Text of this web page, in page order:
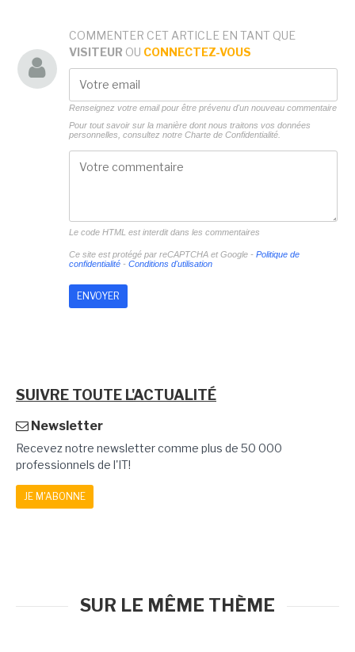
COMMENTER CET ARTICLE EN TANT QUE
VISITEUR OU CONNECTEZ-VOUS
Renseignez votre email pour être prévenu d'un nouveau commentaire
Pour tout savoir sur la manière dont nous traitons vos données
personnelles, consultez notre Charte de Confidentialité.
Le code HTML est interdit dans les commentaires
Ce site est protégé par reCAPTCHA et Google - Politique de
confidentialité- Conditions d'utilisation
SUIVRE TOUTE L'ACTUALITÉ
Newsletter
Recevez notre newsletter comme plus de 50 000
professionnels de l'IT!
JE M'ABONNE
SUR LE MÊME THÈME